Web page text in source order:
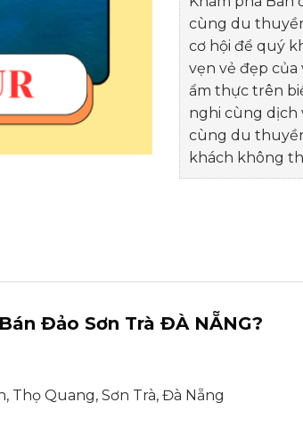
cùng du
cơ hội để quý
vẹn vẻ đẹp
ẩm thực trên
nghi cùng dịch
cùng du
khách không
Đảo Sơn Trà ĐÀ NẴNG?
Thọ Quang, Sơn Trà, Đà Nẵng